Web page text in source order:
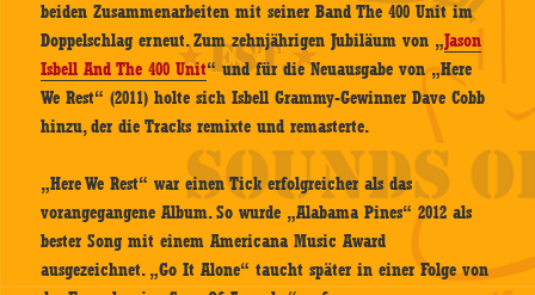
beiden Zusammenarbeiten mit seiner Band The 400 Unit im
Doppelschlag erneut. Zum zehnjährigen Jubiläum von „Jason
Isbell And The 400 Unit“ und für die Neuausgabe von „Here
We Rest“ (2011) holte sich Isbell Grammy-Gewinner Dave Cobb
hinzu, der die Tracks remixte und remasterte.
„Here We Rest“ war einen Tick erfolgreicher als das
vorangegangene Album. So wurde „Alabama Pines“ 2012 als
bester Song mit einem Americana Music Award
ausgezeichnet. „Go It Alone“ taucht später in einer Folge von